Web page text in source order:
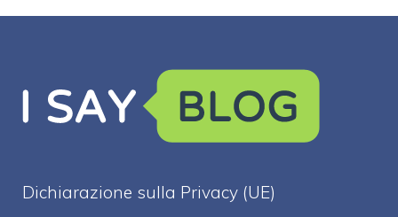
Dichiarazione sulla Privacy (UE)